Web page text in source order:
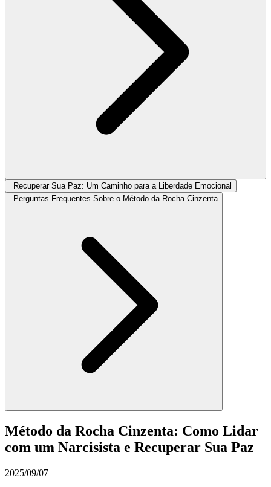
Recuperar Sua Paz: Um Caminho para a Liberdade Emocional
Perguntas Frequentes Sobre o Método da Rocha Cinzenta
Método da Rocha Cinzenta: Como Lidar
com um Narcisista e Recuperar Sua Paz
2025/09/07